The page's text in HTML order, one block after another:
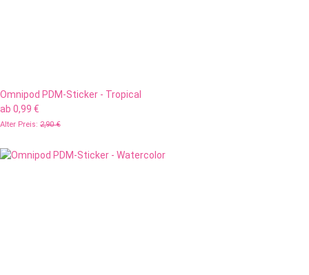
Omnipod PDM-Sticker - Tropical
ab 0,99 €
Alter Preis: 2,90 €